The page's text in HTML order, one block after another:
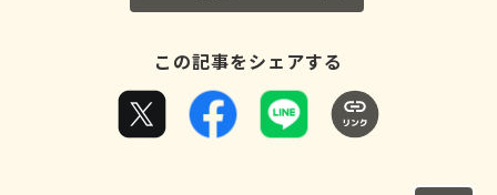
この記事をシェアする